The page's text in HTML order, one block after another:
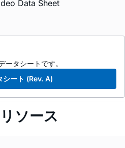
Data Sheet
ータシートです。
シート (Rev. A)
ソース